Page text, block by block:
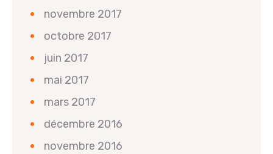
novembre 2017
octobre 2017
juin 2017
mai 2017
mars 2017
décembre 2016
novembre 2016